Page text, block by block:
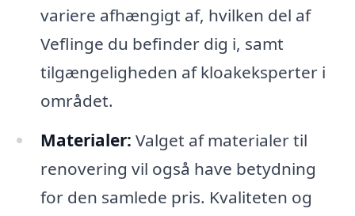
variere afhængigt af, hvilken del af
Veflinge du befinder dig i, samt
tilgængeligheden af kloakeksperter i
området.
Materialer: Valget af materialer til
renovering vil også have betydning
for den samlede pris. Kvaliteten og